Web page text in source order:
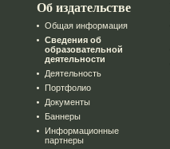
Об издательстве
Общая информация
Сведения об
образовательной
деятельности
Деятельность
Портфолио
Документы
Баннеры
Информационные
партнеры